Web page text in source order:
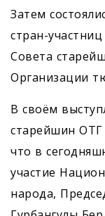
Затем
стран-
Совета
Организации
В своём
старейшин
что в
участие
народа,